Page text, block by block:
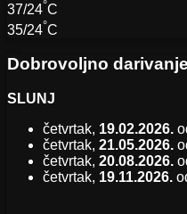
37/24°C
35/24°C
Dobrovoljno
SLUNJ
četvrtak, 19.02.2026.
četvrtak, 21.05.2026.
četvrtak, 20.08.2026.
četvrtak, 19.11.2026.